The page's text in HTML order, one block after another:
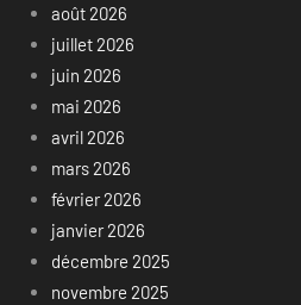
août 2026
juillet 2026
juin 2026
mai 2026
avril 2026
mars 2026
février 2026
janvier 2026
décembre 2025
novembre 2025